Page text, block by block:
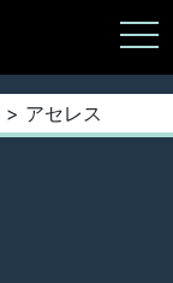
> アセレス